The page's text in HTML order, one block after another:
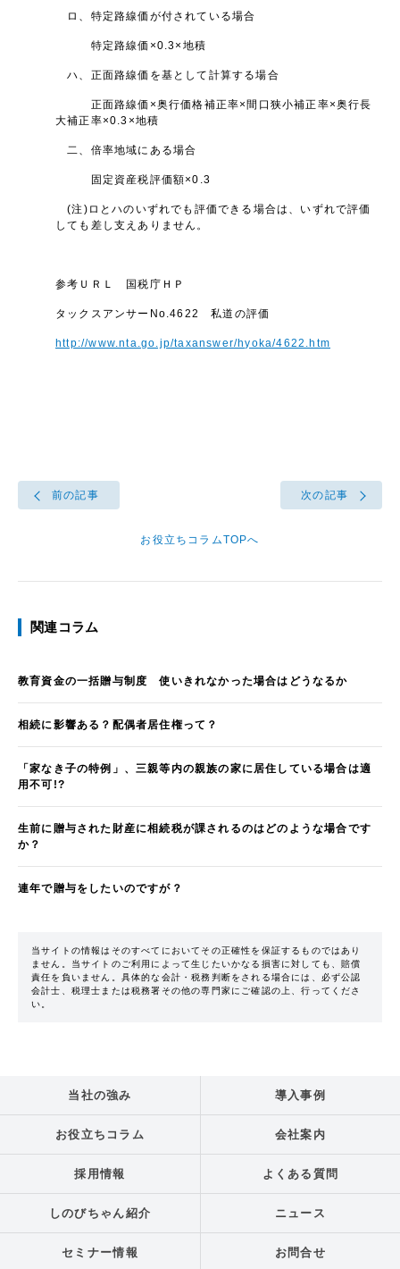
ロ、特定路線価が付されている場合
特定路線価×0.3×地積
ハ、正面路線価を基として計算する場合
正面路線価×奥行価格補正率×間口狭小補正率×奥行長
大補正率×0.3×地積
二、倍率地域にある場合
固定資産税評価額×0.3
(注)ロとハのいずれでも評価できる場合は、いずれで評価
しても差し支えありません。
参考ＵＲＬ 国税庁ＨＰ
タックスアンサーNo.4622 私道の評価
http://www.nta.go.jp/taxanswer/hyoka/4622.htm
前の記事
お役立ちコラムTOPへ
次の記事
関連コラム
教育資金の一括贈与制度 使いきれなかった場合はどうなるか
相続に影響ある？配偶者居住権って？
「家なき子の特例」、三親等内の親族の家に居住している場合は適
用不可!?
生前に贈与された財産に相続税が課されるのはどのような場合です
か？
連年で贈与をしたいのですが？
当サイトの情報はそのすべてにおいてその正確性を保証するものではあり
ません。当サイトのご利用によって生じたいかなる損害に対しても、賠償
責任を負いません。具体的な会計・税務判断をされる場合には、必ず公認
会計士、税理士または税務署その他の専門家にご確認の上、行ってくださ
い。
当社の強み 導入事例
お役立ちコラム 会社案内
採用情報 よくある質問
しのびちゃん紹介 ニュース
セミナー情報 お問合せ